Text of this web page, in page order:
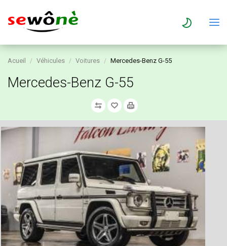
Acueil Véhicules Voitures Mercedes-Benz G-55
Mercedes-Benz G-55